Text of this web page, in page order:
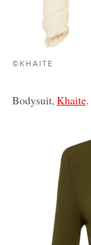
©KHAITE
Bodysuit,Khaite.